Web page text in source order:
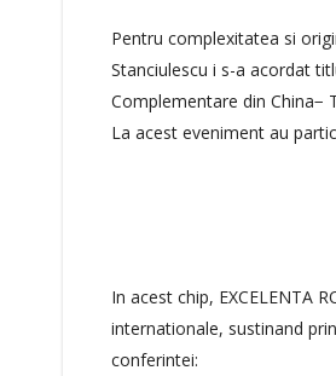
Pentru complexitatea si
Stanciulescu i s-a acordat
Complementare din China−
La acest eveniment au
In acest chip, EXCELENTA
internationale, sustinand
conferintei: